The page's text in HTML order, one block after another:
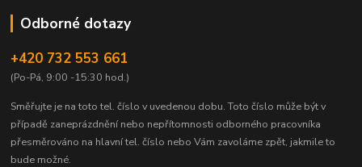
Odborné dotazy
+420 732 553 661
(Po-Pá, 9:00 -15:30 hod.)
Směřujte je na toto tel. číslo v uvedenou dobu. Toto číslo může být v
případě zaneprázdnění nebo nepřítomnosti odborného pracovníka
přesměrováno na hlavní tel. číslo nebo Vám zavoláme zpět, jakmile to
bude možné.